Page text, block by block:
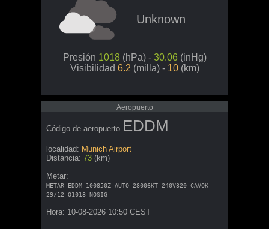
Unknown
Presión 1018 (hPa) - 30.06 (inHg)
Visibilidad 6.2 (milla) - 10 (km)
Aeropuerto
Código de aeropuerto EDDM
localidad: Munich Airport
Distancia: 73 (km)
Metar:
METAR EDDM 100850Z AUTO 28006KT 240V320 CAVOK
29/12 Q1018 NOSIG
Hora: 10-08-2026 10:50 CEST